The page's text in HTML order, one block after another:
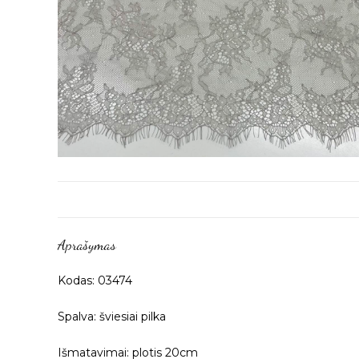
Aprašymas
Kodas: 03474
Spalva: šviesiai pilka
Išmatavimai: plotis 20cm